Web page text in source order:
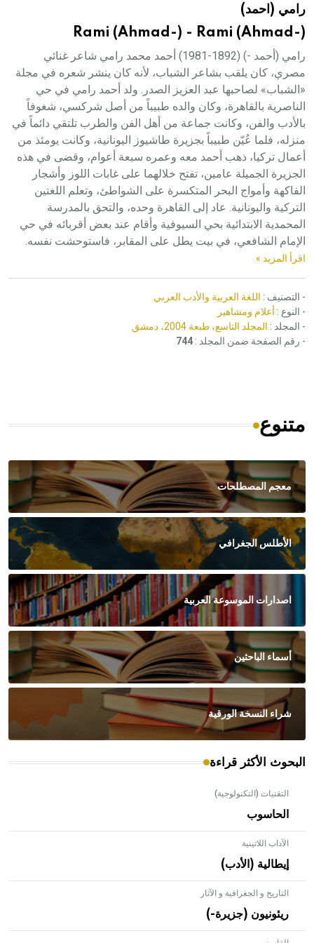
هيئة الموسوعة العربية تطلق موسوعات جديدة في عام 2026رامي (احمد)
Rami (Ahmad-) - Rami (Ahmad-)
رامي (أحمد -) (1892-1981) أحمد محمد رامي شاعر غنائي
مصري، كان يلقب بشاعر الشباب، لأنه كان ينشر شعره في مجلة
«الشباب» لصاحبها عبد العزيز الصدر. ولد أحمد رامي في حي
الناصرية بالقاهرة، وكان والده طبيباً من أصل شركسي، شغوفاً
بالأدب والفن، وكانت جماعة من أهل الفن والطرب تلتقي دائماً في
منزله، فلما عُيّن طبيباً بجزيرة طاشيوز اليونانية، وكانت يومئذ من
أعمال تركيا، ذهب أحمد معه وعمره سبعة أعوام، وقضى في هذه
الجزيرة الجميلة عامين، تفتح خلالهما على غابات اللوز وأشجار
الفاكهة وأمواج البحر المتكسرة على الشواطئ، وتعلم اللغتين
التركية واليونانية. عاد إلى القاهرة وحده، والتحق بالمدرسة
المحمدية الابتدائية بحي السيوفية وأقام عند بعض أقربائه في حي
الإمام الشافعي، في بيت يطل على المقابر، فاستوحشت نفسه.
اقرأ المزيد »
- التصنيف : اللغة العربية والأدب العربي
- النوع : أعلام ومشاهير
- المجلد : المجلد التاسع، طبعة 2004، دمشق
- رقم الصفحة ضمن المجلد : 744
متنوع
معجم المصطلحات
الأطلس الجغرافي
اصدارات الموسوعة العربية
أسماء الباحثين
شراء النسخة الورقية
البحوث الأكثر قراءة
التقنيات (التكنولوجية)
الحاسوب
الآداب اللاتينية
إيطالية (الأدب)
التاريخ و الجغرافية و الآثار
ريئونيون (جزيرة-)